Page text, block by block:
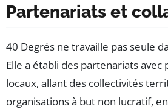
Partenariats et
40 Degrés ne travaille pas seule
Elle a établi des partenariats avec
locaux, allant des collectivités
organisations à but non lucratif,